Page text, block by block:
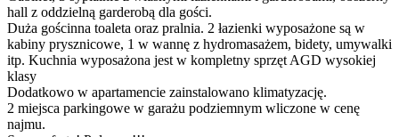
hall z oddzielną garderobą dla gości.
Duża gościnna toaleta oraz pralnia. 2 łazienki wyposażone są w
kabiny prysznicowe, 1 w wannę z hydromasażem, bidety, umywalki
itp. Kuchnia wyposażona jest w kompletny sprzęt AGD wysokiej
klasy
Dodatkowo w apartamencie zainstalowano klimatyzację.
2 miejsca parkingowe w garażu podziemnym wliczone w cenę
najmu.